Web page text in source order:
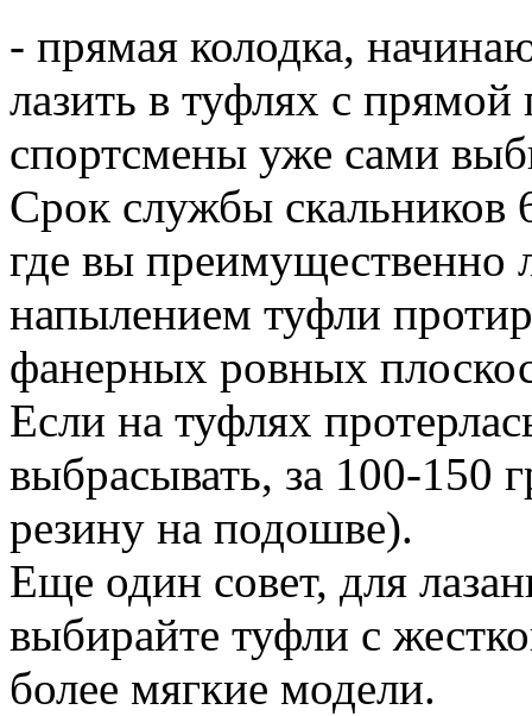
- прямая колодка,
лазить в туфлях с
спортсмены уже сами
Срок службы скальников
где вы преимущественно
напылением туфли
фанерных ровных
Если на туфлях
выбрасывать, за 100-150
резину на подошве).
Еще один совет, для
выбирайте туфли с
более мягкие модели.